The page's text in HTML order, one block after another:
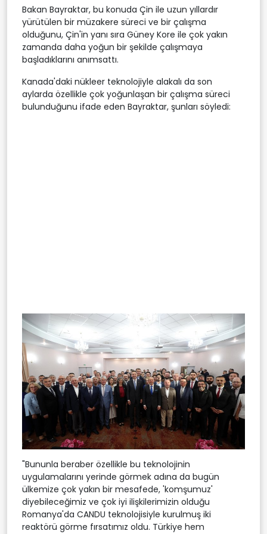
Bakan Bayraktar, bu konuda Çin ile uzun yıllardır
yürütülen bir müzakere süreci ve bir çalışma
olduğunu, Çin'in yanı sıra Güney Kore ile çok yakın
zamanda daha yoğun bir şekilde çalışmaya
başladıklarını anımsattı.
Kanada'daki nükleer teknolojiyle alakalı da son
aylarda özellikle çok yoğunlaşan bir çalışma süreci
bulunduğunu ifade eden Bayraktar, şunları söyledi:
"Bununla beraber özellikle bu teknolojinin
uygulamalarını yerinde görmek adına da bugün
ülkemize çok yakın bir mesafede, 'komşumuz'
diyebileceğimiz ve çok iyi ilişkilerimizin olduğu
Romanya'da CANDU teknolojisiyle kurulmuş iki
reaktörü görme fırsatımız oldu. Türkiye hem